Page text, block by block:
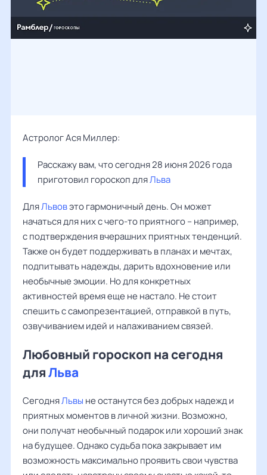
Астролог Ася Миллер:
Расскажу вам, что сегодня 28 июня 2026 года
приготовил гороскоп для Льва
ДляЛьвовэто гармоничный день. Он может
начаться для них с чего-то приятного – например,
с подтверждения вчерашних приятных тенденций.
Также он будет поддерживать в планах и мечтах,
подпитывать надежды, дарить вдохновение или
необычные эмоции. Но для конкретных
активностей время еще не настало. Не стоит
спешить с самопрезентацией, отправкой в путь,
озвучиванием идей и налаживанием связей.
Любовный гороскоп на сегодня
дляЛьва
СегодняЛьвы не останутся без добрых надежд и
приятных моментов в личной жизни. Возможно,
они получат необычный подарок или хороший знак
на будущее. Однако судьба пока закрывает им
возможность максимально проявить свои чувства